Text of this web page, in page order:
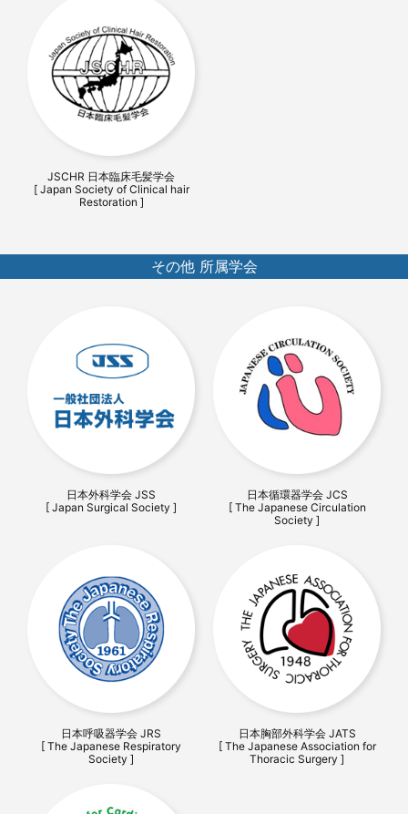
JSCHR 日本臨床毛髪学会
[ Japan Society of Clinical hair
Restoration ]
その他 所属学会
日本外科学会 JSS
[ Japan Surgical Society ]
日本循環器学会 JCS
[ The Japanese Circulation
Society ]
日本呼吸器学会 JRS
[ The Japanese Respiratory
Society ]
日本胸部外科学会 JATS
[ The Japanese Association for
Thoracic Surgery ]